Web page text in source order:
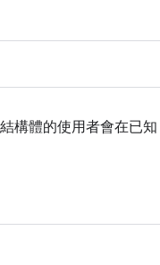
構體的使用者會在已知